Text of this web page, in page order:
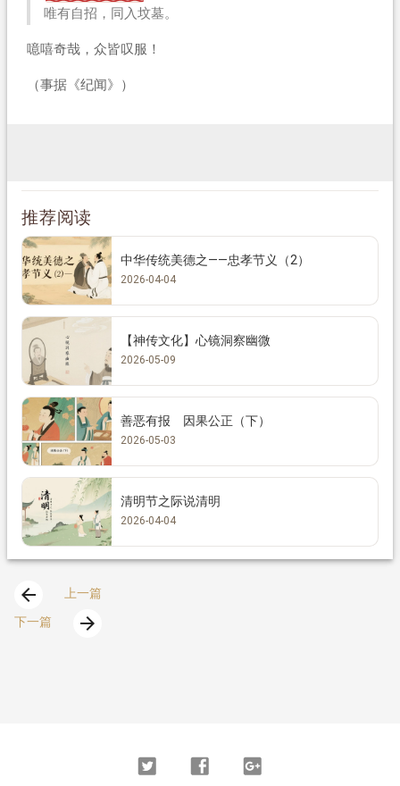
唯有自招，同入坟墓。
噫嘻奇哉，众皆叹服！
（事据《纪闻》）
推荐阅读
中华传统美德之——忠孝节义（2）
2026-04-04
【神传文化】心镜洞察幽微
2026-05-09
善恶有报 因果公正（下）
2026-05-03
清明节之际说清明
2026-04-04
arrow_back
上一篇
下一篇
arrow_forward
Twitter FacebookGoogle